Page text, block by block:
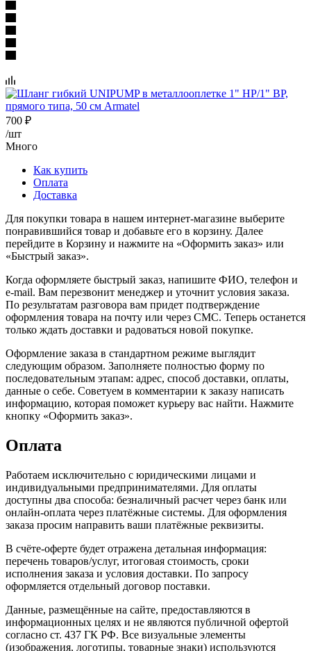
700 ₽
/шт
Много
Как купить
Оплата
Доставка
Для покупки товара в нашем интернет-магазине выберите
понравившийся товар и добавьте его в корзину. Далее
перейдите в Корзину и нажмите на «Оформить заказ» или
«Быстрый заказ».
Когда оформляете быстрый заказ, напишите ФИО, телефон и
e-mail. Вам перезвонит менеджер и уточнит условия заказа.
По результатам разговора вам придет подтверждение
оформления товара на почту или через СМС. Теперь останется
только ждать доставки и радоваться новой покупке.
Оформление заказа в стандартном режиме выглядит
следующим образом. Заполняете полностью форму по
последовательным этапам: адрес, способ доставки, оплаты,
данные о себе. Советуем в комментарии к заказу написать
информацию, которая поможет курьеру вас найти. Нажмите
кнопку «Оформить заказ».
Оплата
Работаем исключительно с юридическими лицами и
индивидуальными предпринимателями. Для оплаты
доступны два способа: безналичный расчет через банк или
онлайн-оплата через платёжные системы. Для оформления
заказа просим направить ваши платёжные реквизиты.
В счёте-оферте будет отражена детальная информация:
перечень товаров/услуг, итоговая стоимость, сроки
исполнения заказа и условия доставки. По запросу
оформляется отдельный договор поставки.
Данные, размещённые на сайте, предоставляются в
информационных целях и не являются публичной офертой
согласно ст. 437 ГК РФ. Все визуальные элементы
(изображения, логотипы, товарные знаки) используются